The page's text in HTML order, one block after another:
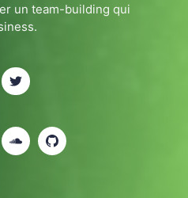
un team-building qui